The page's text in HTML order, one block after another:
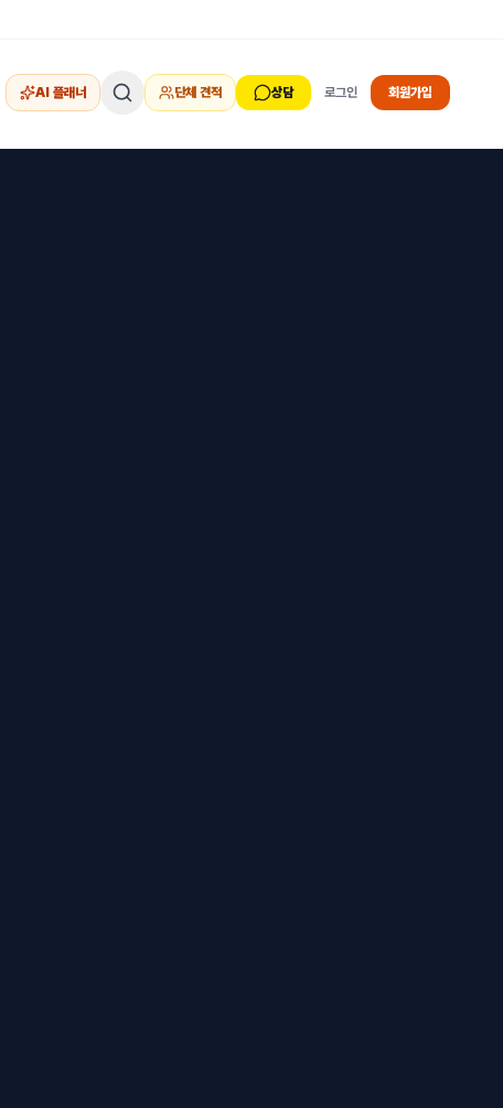
AI 플래너 단체 견적 상담 로그인 회원가입